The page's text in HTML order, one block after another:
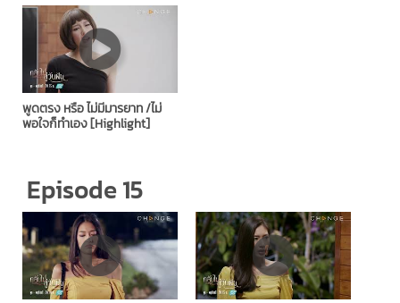
พูดตรง หรือ ไม่มีมารยาท /ไม่
พอใจก็ทำเอง [Highlight]
Episode 15